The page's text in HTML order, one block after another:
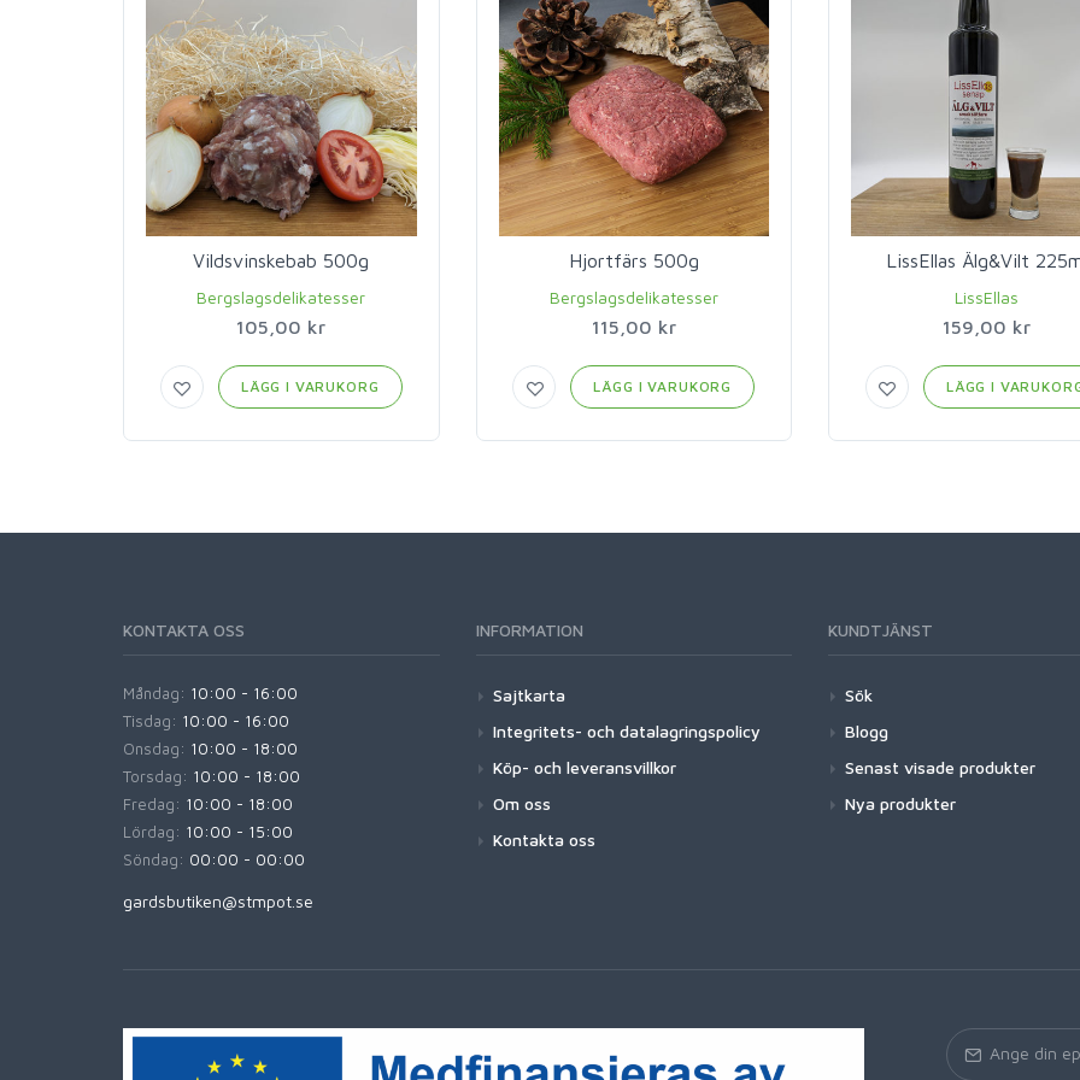
Vildsvinskebab 500g
Bergslagsdelikatesser
105,00 kr
LÄGG I VARUKORG
Hjortfärs 500g
Bergslagsdelikatesser
115,00 kr
LÄGG I VARUKORG
LissEllas Älg&Vilt
LissEllas
159,00 kr
LÄGG I
KONTAKTA OSS
Måndag: 10:00 - 16:00
Tisdag: 10:00 - 16:00
Onsdag: 10:00 - 18:00
Torsdag: 10:00 - 18:00
Fredag: 10:00 - 18:00
Lördag: 10:00 - 15:00
Söndag: 00:00 - 00:00
gardsbutiken@stmpot.se
INFORMATION
Sajtkarta
Integritets- och datalagringspolicy
Köp- och leveransvillkor
Om oss
Kontakta oss
KUNDTJÄNST
Sök
Blogg
Senast visade produkter
Nya produkter